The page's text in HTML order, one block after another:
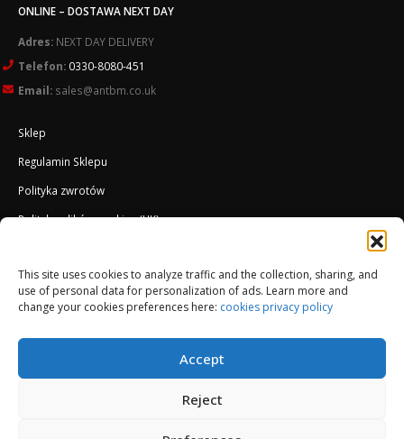
This site uses cookies to analyze traffic and the collection, sharing, and
use of personal data for personalization of ads. Learn more and
change your cookies preferences here: cookies privacy policy
Accept
Reject
ONLINE – DOSTAWA NEXT DAY
Adres: NEXT DAY DELIVERY
Telefon: 0330-8080-451
Email: sales@antbm.co.uk
Sklep
Regulamin Sklepu
Polityka zwrotów
Polityka plików cookies (UK)
Docieplenie EWI ETICS